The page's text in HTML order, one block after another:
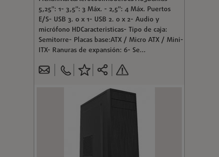
5,25": 1- 3,5": 3 Máx. - 2,5": 4 Máx. Puertos
E/S- USB 3. 0 x 1- USB 2. 0 x 2- Audio y
micrófono HDCaracteristicas- Tipo de caja:
Semitorre- Placas base:ATX / Micro ATX / Mini-
ITX- Ranuras de expansión: 6- Se...